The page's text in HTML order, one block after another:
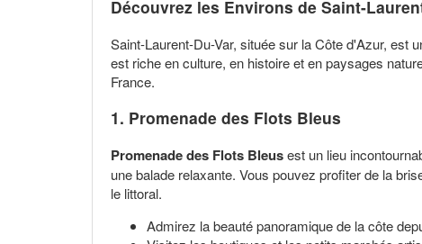
Découvrez les Environs de Saint-
Saint-Laurent-Du-Var, située sur la Côte d'Azur, est
est riche en culture, en histoire et en paysages
France.
1. Promenade des Flots Bleus
Promenade des Flots Bleusest un lieu
une balade relaxante. Vous pouvez profiter de la
le littoral.
Admirez la beauté panoramique de la côte